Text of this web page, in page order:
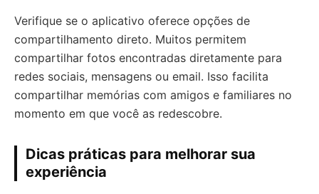
Verifique se o aplicativo oferece opções de
compartilhamento direto. Muitos permitem
compartilhar fotos encontradas diretamente para
redes sociais, mensagens ou email. Isso facilita
compartilhar memórias com amigos e familiares no
momento em que você as redescobre.
Dicas práticas para melhorar sua
experiência